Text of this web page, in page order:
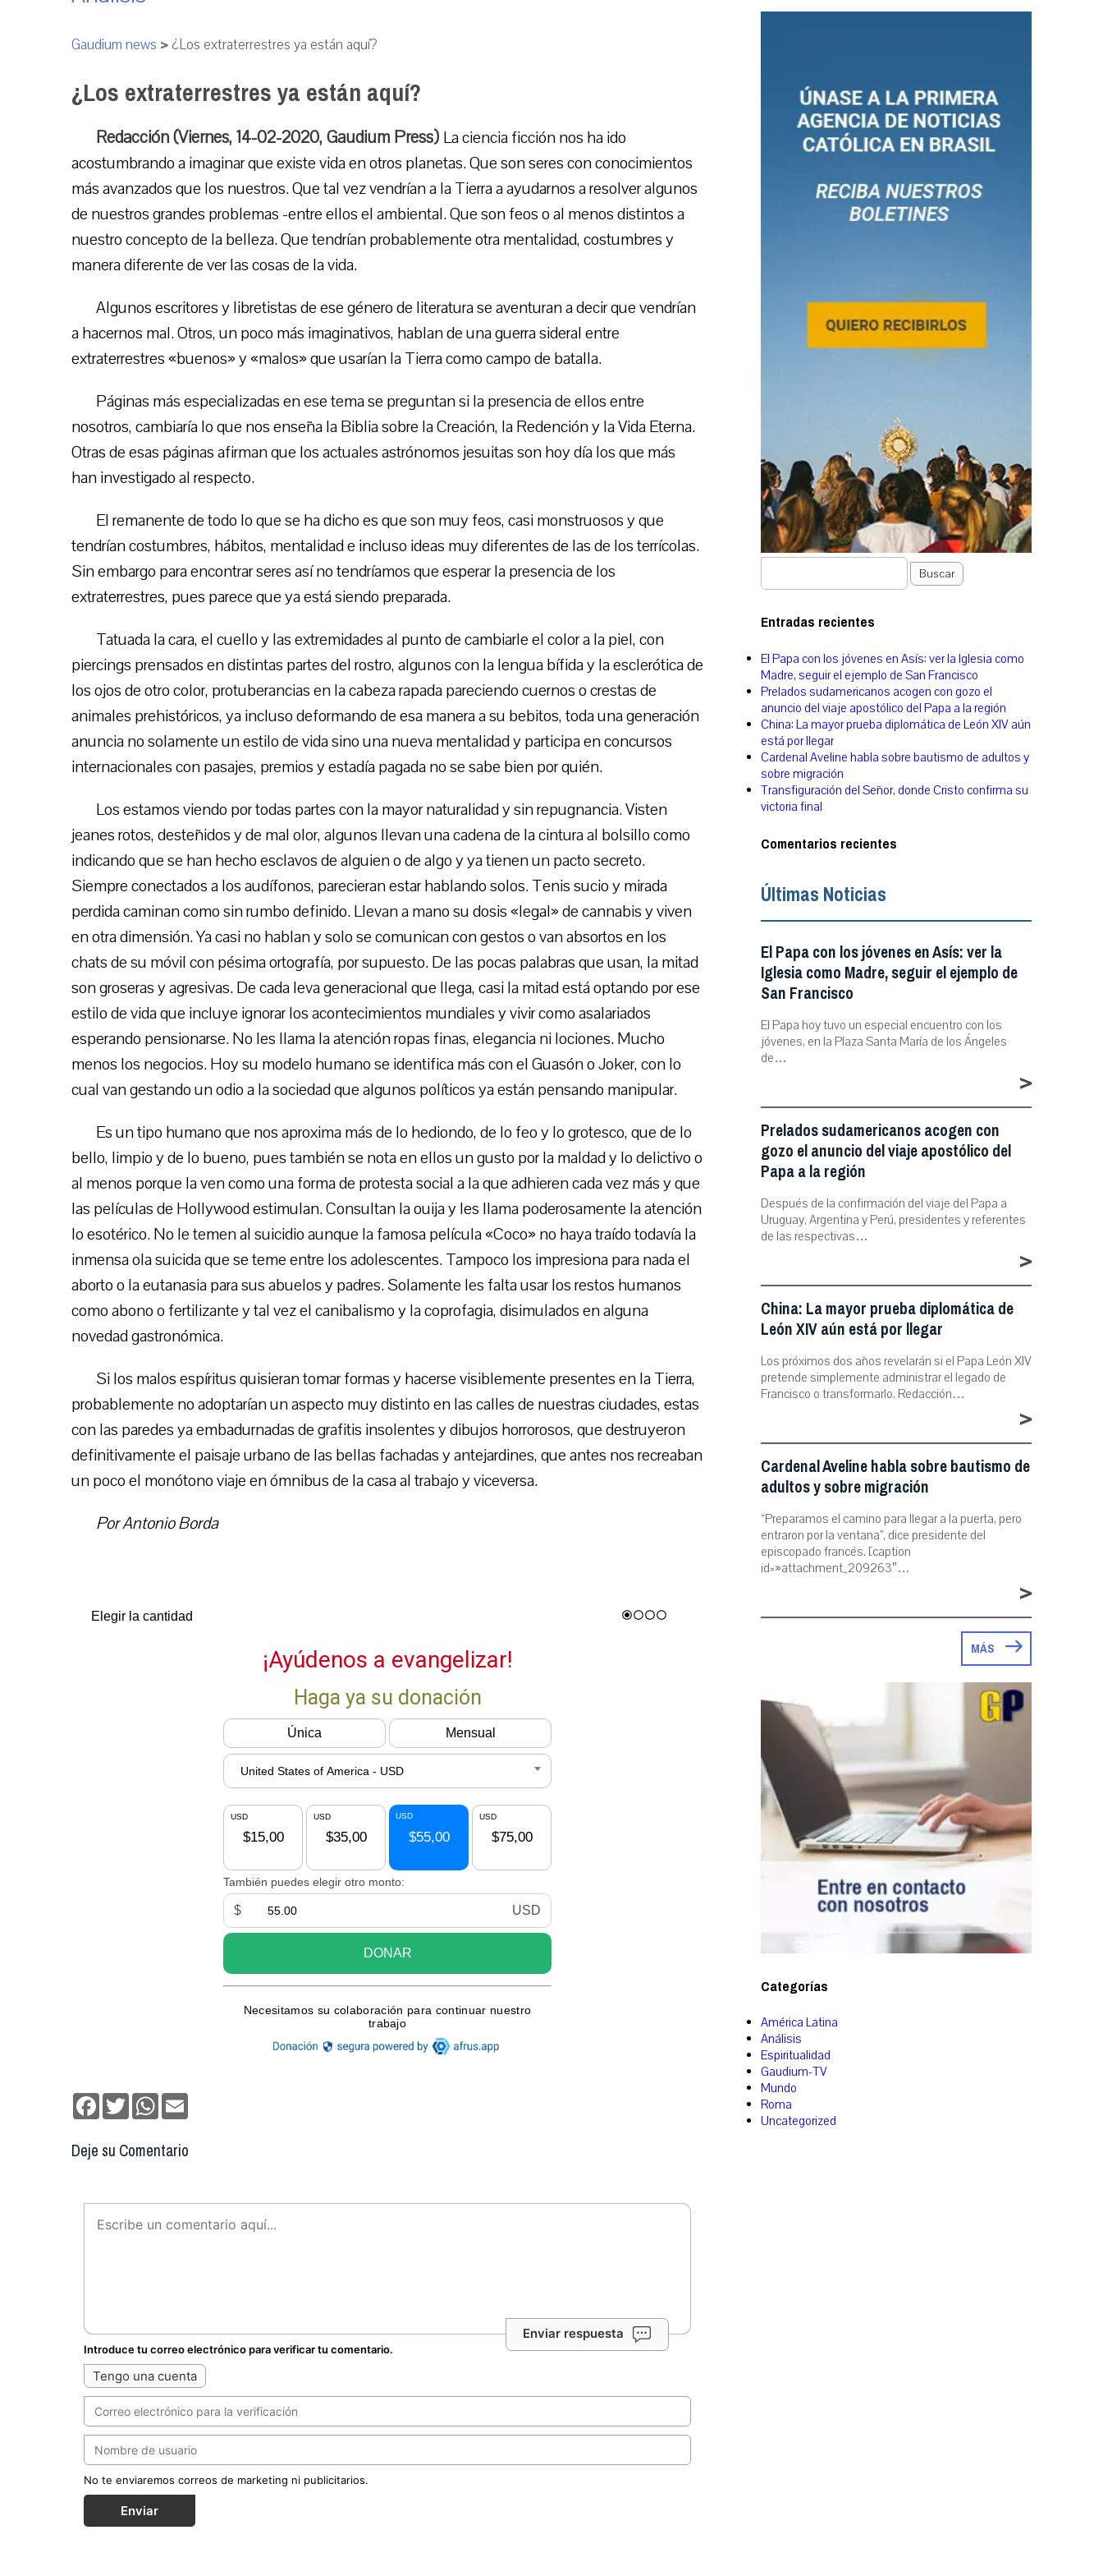
Gaudium news > ¿Los extraterrestres ya están aquí?
¿Los extraterrestres ya están aquí?
Redacción (Viernes, 14-02-2020, Gaudium Press) La ciencia ficción nos ha ido
acostumbrando a imaginar que existe vida en otros planetas. Que son seres con conocimientos
más avanzados que los nuestros. Que tal vez vendrían a la Tierra a ayudarnos a resolver algunos
de nuestros grandes problemas -entre ellos el ambiental. Que son feos o al menos distintos a
nuestro concepto de la belleza. Que tendrían probablemente otra mentalidad, costumbres y
manera diferente de ver las cosas de la vida.
Algunos escritores y libretistas de ese género de literatura se aventuran a decir que vendrían
a hacernos mal. Otros, un poco más imaginativos, hablan de una guerra sideral entre
extraterrestres «buenos» y «malos» que usarían la Tierra como campo de batalla.
Páginas más especializadas en ese tema se preguntan si la presencia de ellos entre
nosotros, cambiaría lo que nos enseña la Biblia sobre la Creación, la Redención y la Vida Eterna.
Otras de esas páginas afirman que los actuales astrónomos jesuitas son hoy día los que más
han investigado al respecto.
El remanente de todo lo que se ha dicho es que son muy feos, casi monstruosos y que
tendrían costumbres, hábitos, mentalidad e incluso ideas muy diferentes de las de los terrícolas.
Sin embargo para encontrar seres así no tendríamos que esperar la presencia de los
extraterrestres, pues parece que ya está siendo preparada.
Tatuada la cara, el cuello y las extremidades al punto de cambiarle el color a la piel, con
piercings prensados en distintas partes del rostro, algunos con la lengua bífida y la esclerótica de
los ojos de otro color, protuberancias en la cabeza rapada pareciendo cuernos o crestas de
animales prehistóricos, ya incluso deformando de esa manera a su bebitos, toda una generación
anuncia no solamente un estilo de vida sino una nueva mentalidad y participa en concursos
internacionales con pasajes, premios y estadía pagada no se sabe bien por quién.
Los estamos viendo por todas partes con la mayor naturalidad y sin repugnancia. Visten
jeanes rotos, desteñidos y de mal olor, algunos llevan una cadena de la cintura al bolsillo como
indicando que se han hecho esclavos de alguien o de algo y ya tienen un pacto secreto.
Siempre conectados a los audífonos, parecieran estar hablando solos. Tenis sucio y mirada
perdida caminan como sin rumbo definido. Llevan a mano su dosis «legal» de cannabis y viven
en otra dimensión. Ya casi no hablan y solo se comunican con gestos o van absortos en los
chats de su móvil con pésima ortografía, por supuesto. De las pocas palabras que usan, la mitad
son groseras y agresivas. De cada leva generacional que llega, casi la mitad está optando por ese
estilo de vida que incluye ignorar los acontecimientos mundiales y vivir como asalariados
esperando pensionarse. No les llama la atención ropas finas, elegancia ni lociones. Mucho
menos los negocios. Hoy su modelo humano se identifica más con el Guasón o Joker, con lo
cual van gestando un odio a la sociedad que algunos políticos ya están pensando manipular.
Es un tipo humano que nos aproxima más de lo hediondo, de lo feo y lo grotesco, que de lo
bello, limpio y de lo bueno, pues también se nota en ellos un gusto por la maldad y lo delictivo o
al menos porque la ven como una forma de protesta social a la que adhieren cada vez más y que
las películas de Hollywood estimulan. Consultan la ouija y les llama poderosamente la atención
lo esotérico. No le temen al suicidio aunque la famosa película «Coco» no haya traído todavía la
inmensa ola suicida que se teme entre los adolescentes. Tampoco los impresiona para nada el
aborto o la eutanasia para sus abuelos y padres. Solamente les falta usar los restos humanos
como abono o fertilizante y tal vez el canibalismo y la coprofagia, disimulados en alguna
novedad gastronómica.
Si los malos espíritus quisieran tomar formas y hacerse visiblemente presentes en la Tierra,
probablemente no adoptarían un aspecto muy distinto en las calles de nuestras ciudades, estas
con las paredes ya embadurnadas de grafitis insolentes y dibujos horrorosos, que destruyeron
definitivamente el paisaje urbano de las bellas fachadas y antejardines, que antes nos recreaban
un poco el monótono viaje en ómnibus de la casa al trabajo y viceversa.
Por Antonio Borda
Facebook
TwitterWhatsApp
Deje su Comentario
Enviar respuesta
Introduce tu correo electrónico para verificar tu comentario.
Tengo una cuenta
No te enviaremos correos de marketing ni publicitarios.
Enviar
Buscar
Entradas recientes
El Papa con los jóvenes en Asís: ver la Iglesia como
Madre, seguir el ejemplo de San Francisco
Prelados sudamericanos acogen con gozo el
anuncio del viaje apostólico del Papa a la región
China: La mayor prueba diplomática de León XIV aún
está por llegar
Cardenal Aveline habla sobre bautismo de adultos y
sobre migración
Transfiguración del Señor, donde Cristo confirma su
victoria final
Comentarios recientes
Últimas Noticias
El Papa con los jóvenes en Asís: ver la
Iglesia como Madre, seguir el ejemplo de
San Francisco
El Papa hoy tuvo un especial encuentro con los
jóvenes, en la Plaza Santa María de los Ángeles
de…
>
Prelados sudamericanos acogen con
gozo el anuncio del viaje apostólico del
Papa a la región
Después de la confirmación del viaje del Papa a
Uruguay, Argentina y Perú, presidentes y referentes
de las respectivas…
>
China: La mayor prueba diplomática de
León XIV aún está por llegar
Los próximos dos años revelarán si el Papa León XIV
pretende simplemente administrar el legado de
Francisco o transformarlo. Redacción…
>
Cardenal Aveline habla sobre bautismo de
adultos y sobre migración
“Preparamos el camino para llegar a la puerta, pero
entraron por la ventana”, dice presidente del
episcopado francés. [caption
id=»attachment_209263″…
>
MÁS
Categorías
América Latina
Análisis
Espiritualidad
Gaudium-TV
Mundo
Roma
Uncategorized